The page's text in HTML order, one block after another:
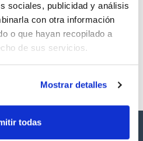
sociales, publicidad y análisis
con otra información
o que hayan recopilado a
de sus servicios.
Mostrar detalles
todas
Comprar